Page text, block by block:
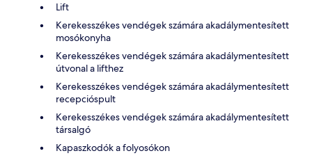
Lift
Kerekesszékes vendégek számára akadálymentesített
mosókonyha
Kerekesszékes vendégek számára akadálymentesített
útvonal a lifthez
Kerekesszékes vendégek számára akadálymentesített
recepcióspult
Kerekesszékes vendégek számára akadálymentesített
társalgó
Kapaszkodók a folyosókon